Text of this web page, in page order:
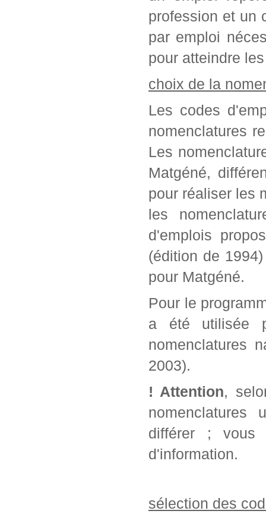
profession et un
par emploi
pour atteindre
choix de la
Les codes
nomenclatures
Les
Matgéné,
pour réaliser les
les
d'emplois
(édition de
pour Matgéné.
Pour le
a été utilisée
nomenclatures
2003).
! Attention,
nomenclatures
différer ; vous
d'information.
sélection des